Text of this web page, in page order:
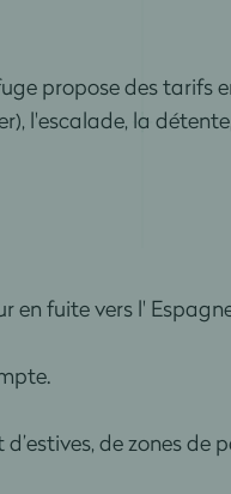
propose des tarifs
l'escalade, la
en fuite vers l'
de zones de